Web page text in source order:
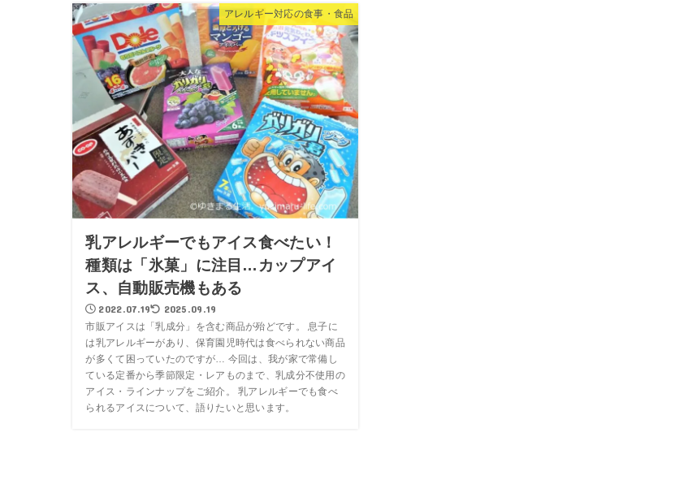
アレルギー対応の食事・食品
乳アレルギーでもアイス食べたい！
種類は「氷菓」に注目…カップアイ
ス、自動販売機もある
2022.07.19 2025.09.19
市販アイスは「乳成分」を含む商品が殆どです。 息子に
は乳アレルギーがあり、保育園児時代は食べられない商品
が多くて困っていたのですが… 今回は、我が家で常備し
ている定番から季節限定・レアものまで、乳成分不使用の
アイス・ラインナップをご紹介。 乳アレルギーでも食べ
られるアイスについて、語りたいと思います。